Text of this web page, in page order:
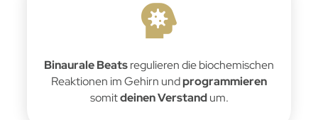
Binaurale Beatsregulieren die biochemischen
Reaktionen im Gehirn undprogrammieren
somitdeinen Verstandum.